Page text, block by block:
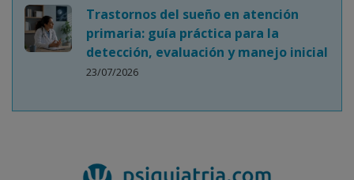
Trastornos del sueño en atención
primaria: guía práctica para la
detección, evaluación y manejo inicial